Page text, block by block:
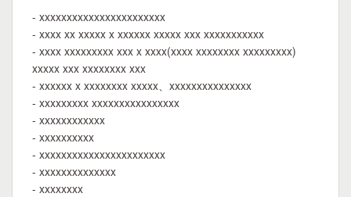
- xxxxxxxxxxxxxxxxxxxxxxx
- xxxx xx xxxxx x xxxxxx xxxxx xxx xxxxxxxxxxx
- xxxx xxxxxxxxx xxx x xxxx(xxxx xxxxxxxx xxxxxxxxx)
xxxxx xxx xxxxxxxx xxx
- xxxxxx x xxxxxxxx xxxxx、xxxxxxxxxxxxxxx
- xxxxxxxxx xxxxxxxxxxxxxxxx
- xxxxxxxxxxxx
- xxxxxxxxxx
- xxxxxxxxxxxxxxxxxxxxxxx
- xxxxxxxxxxxxxx
- xxxxxxxx